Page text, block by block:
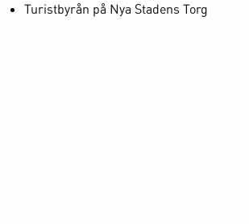
Turistbyrån på Nya Stadens Torg